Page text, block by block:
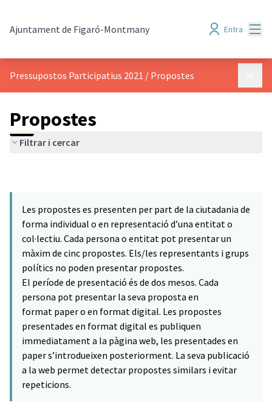
Ajuntament de Figaró-Montmany Entra
Pressupostos Participatius 2021 / Propostes
Propostes
Filtrar i cercar
Les propostes es presenten per part de la ciutadania de
forma individual o en representació d’una entitat o
col·lectiu. Cada persona o entitat pot presentar un
màxim de cinc propostes. Els/les representants i grups
polítics no poden presentar propostes.
El període de presentació és de dos mesos. Cada
persona pot presentar la seva proposta en
format paper o en format digital. Les propostes
presentades en format digital es publiquen
immediatament a la pàgina web, les presentades en
paper s’introdueixen posteriorment. La seva publicació
a la web permet detectar propostes similars i evitar
repeticions.